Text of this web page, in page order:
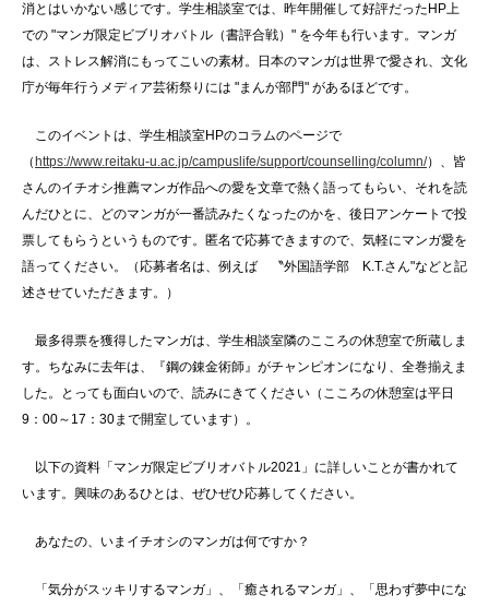
消とはいかない感じです。学生相談室では、昨年開催して好評だったHP上
での "マンガ限定ビブリオバトル（書評合戦）" を今年も行います。マンガ
は、ストレス解消にもってこいの素材。日本のマンガは世界で愛され、文化
庁が毎年行うメディア芸術祭りには "まんが部門" があるほどです。
このイベントは、学生相談室HPのコラムのページで
（ https://www.reitaku-u.ac.jp/campuslife/support/counselling/column/）、皆
さんのイチオシ推薦マンガ作品への愛を文章で熱く語ってもらい、それを読
んだひとに、どのマンガが一番読みたくなったのかを、後日アンケートで投
票してもらうというものです。匿名で応募できますので、気軽にマンガ愛を
語ってください。（応募者名は、例えば 〝外国語学部 K.T.さん"などと記
述させていただきます。）
最多得票を獲得したマンガは、学生相談室隣のこころの休憩室で所蔵しま
す。ちなみに去年は、『鋼の錬金術師』がチャンピオンになり、全巻揃えま
した。とっても面白いので、読みにきてください（こころの休憩室は平日
9：00～17：30まで開室しています）。
以下の資料「マンガ限定ビブリオバトル2021」に詳しいことが書かれて
います。興味のあるひとは、ぜひぜひ応募してください。
あなたの、いまイチオシのマンガは何ですか？
「気分がスッキリするマンガ」、「癒されるマンガ」、
「思わず夢中にな